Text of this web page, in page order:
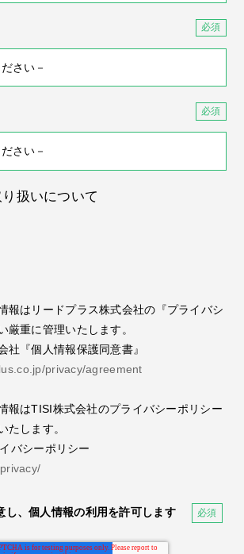
扱いについて
報はリードプラス株式会社の『プライバシ
厳重に管理いたします。
社『個人情報保護同意書』
privacy/agreement
報はTISI株式会社のプライバシーポリシー
たします。
バシーポリシー
し、個人情報の利用を許可します